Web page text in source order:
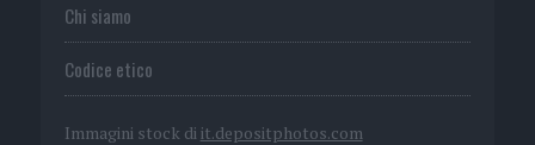
Chi siamo
Codice etico
Immagini stock di it.depositphotos.com